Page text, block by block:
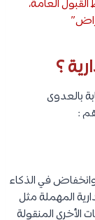
العامة،
؟
بالعدوى
:
في الذكاء
المهملة مثل
الأخرى المنقولة